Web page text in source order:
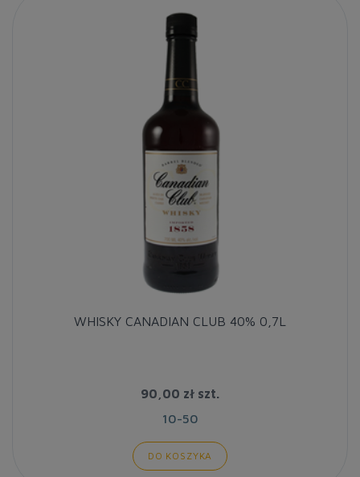
WHISKY CANADIAN CLUB 40% 0,7L
90,00 zł szt.
10-50
DO KOSZYKA